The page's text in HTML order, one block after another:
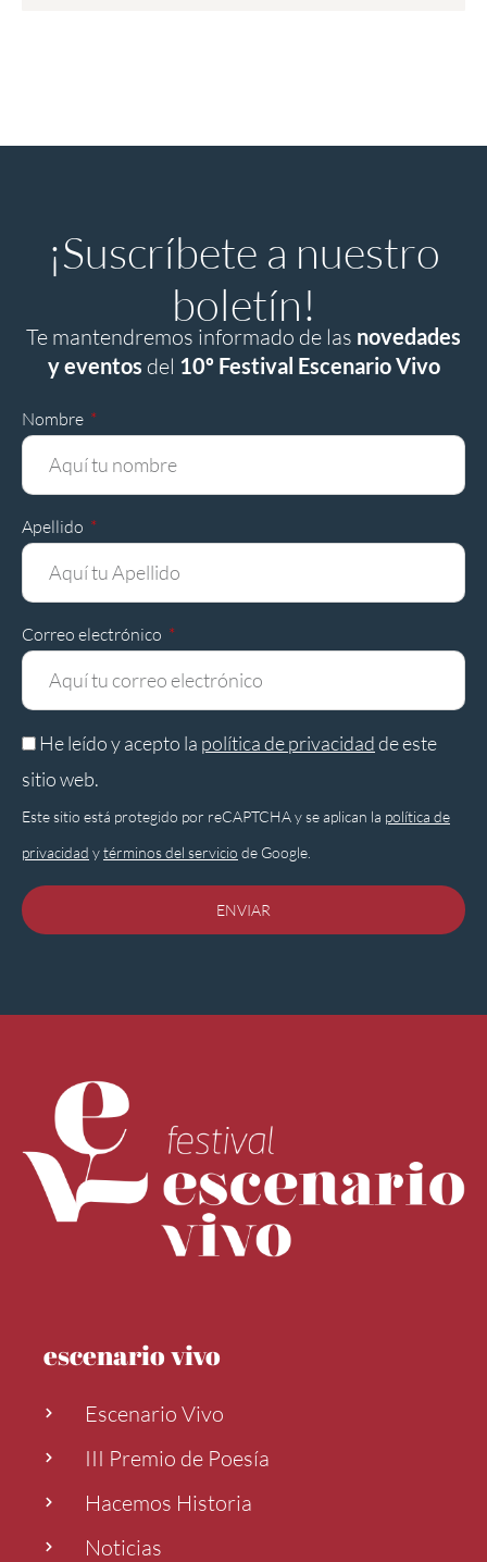
¡Suscríbete a nuestro
boletín!
Te mantendremos informado de las novedades
y eventos del 10º Festival Escenario Vivo
Nombre
Apellido
Correo electrónico
He leído y acepto la política de privacidadde este
sitio web.
Este sitio está protegido por reCAPTCHA y se aplican la política de
privacidad ytérminos del servicio de Google.
ENVIAR
escenario vivo
Escenario Vivo
III Premio de Poesía
Hacemos Historia
Noticias